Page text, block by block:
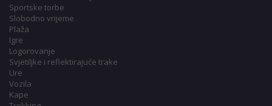
Sportske torbe
Slobodno vrijeme
Plaža
Igre
Logorovanje
Svjetiljke i reflektirajuće trake
Ure
Vozila
Kape